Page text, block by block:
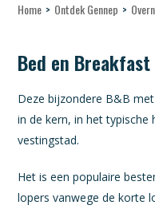
Home > Ontdek Gennep >
Bed en
Deze bijzondere B&B
in de kern, in het typische
vestingstad.
Het is een populaire
lopers vanwege de korte